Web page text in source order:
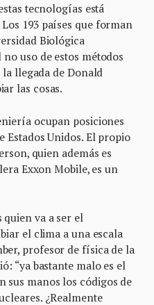
tecnologías está
193 países que forman
Biológica
uso de estos métodos
llegada de Donald
las cosas.
ocupan posiciones
Estados Unidos. El propio
quien además es
Exxon Mobile, es un
quien va a ser el
el clima a una escala
profesor de física de la
“ya bastante malo es el
sus manos los códigos de
¿Realmente